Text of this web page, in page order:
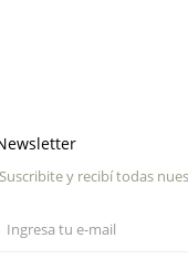
y recibí todas